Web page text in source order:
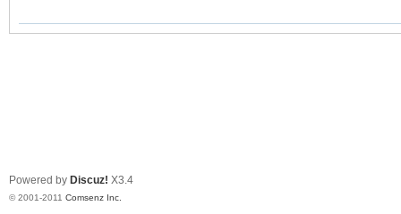
Powered by Discuz! X3.4
© 2001-2011 Comsenz Inc.